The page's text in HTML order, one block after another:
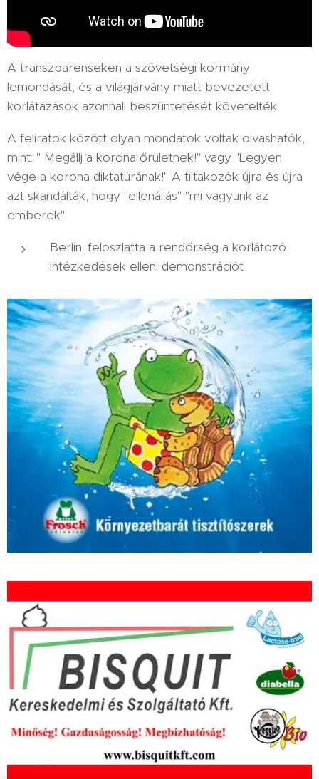
A transzparenseken a szövetségi kormány
lemondását, és a világjárvány miatt bevezetett
korlátázások azonnali beszüntetését követelték.
A feliratok között olyan mondatok voltak olvashatók,
mint: " Megállj a korona őrületnek!" vagy "Legyen
vége a korona diktatúrának!" A tiltakozók újra és újra
azt skandálták, hogy "ellenállás" "mi vagyunk az
emberek".
Berlin: feloszlatta a rendőrség a korlátozó
intézkedések elleni demonstrációt